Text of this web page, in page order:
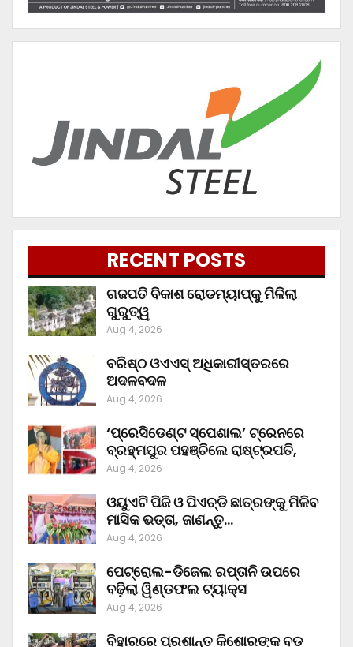
RECENT POSTS
ଗଜପତି ବିକାଶ ରୋଡମ୍ୟାପ୍‌କୁ ମିଳିଲା
ଗୁରୁତ୍ୱ
Aug 4, 2026
ବରିଷ୍ଠ ଓଏଏସ୍‌ ଅଧିକାରୀସ୍ତରରେ
ଅଦଳବଦଳ
Aug 4, 2026
‘ପ୍ରେସିଡେଣ୍ଟ ସ୍ପେଶାଲ’ ଟ୍ରେନରେ
ବ୍ରହ୍ମପୁର ପହଞ୍ଚିଲେ ରାଷ୍ଟ୍ରପତି,
Aug 4, 2026
ଓୟୁଏଟି ପିଜି ଓ ପିଏଚ୍‌ଡି ଛାତ୍ରଙ୍କୁ ମିଳିବ
ମାସିକ ଭତ୍ତା, ଜାଣନ୍ତୁ…
Aug 4, 2026
ପେଟ୍ରୋଲ-ଡିଜେଲ ରପ୍ତାନି ଉପରେ
ବଢ଼ିଲା ୱିଣ୍ଡଫଲ ଟ୍ୟାକ୍ସ
Aug 4, 2026
ବିହାରରେ ପ୍ରଶାନ୍ତ କିଶୋରଙ୍କ ବଡ଼